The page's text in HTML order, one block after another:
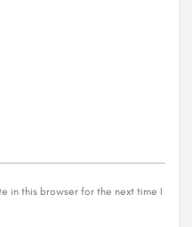
in this browser for the next time I